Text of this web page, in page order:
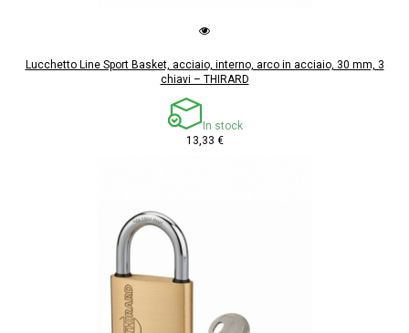
Lucchetto Line Sport Basket, acciaio, interno, arco in acciaio, 30 mm, 3
chiavi – THIRARD
In stock
13,33 €